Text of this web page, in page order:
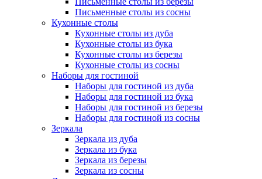
Письменные столы из сосны
Кухонные столы
Кухонные столы из дуба
Кухонные столы из бука
Кухонные столы из березы
Кухонные столы из сосны
Наборы для гостиной
Наборы для гостиной из дуба
Наборы для гостиной из бука
Наборы для гостиной из березы
Наборы для гостиной из сосны
Зеркала
Зеркала из дуба
Зеркала из бука
Зеркала из березы
Зеркала из сосны